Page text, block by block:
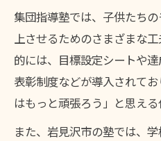
集団指導塾では、子供たち
上させるためのさまざまな
的には、目標設定シートや達
表彰制度などが導入されて
はもっと頑張ろう」と思える
また、岩見沢市の塾では、